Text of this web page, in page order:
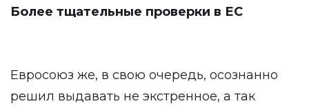
Более тщательные проверки в ЕС
Евросоюз же, в свою очередь, осознанно
решил выдавать не экстренное, а так